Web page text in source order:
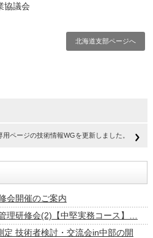
協議会
北海道支部ページへ
用ページの技術情報WGを更新しました。
会開催のご案内
理研修会(2)【中堅実務コース】…
定 技術者検討・交流会in中部の開